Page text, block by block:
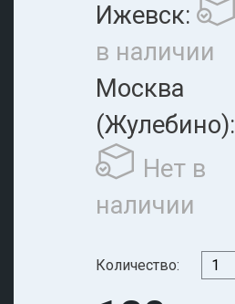
Ижевск:
в наличии
Москва
(Жулебино):
Нет в
наличии
Количество: